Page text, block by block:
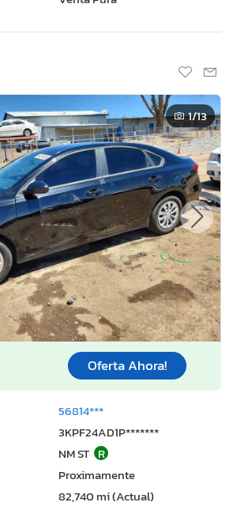
1/13
Oferta Ahora!
56814***
3KPF24AD1P*******
NM ST R
Proximamente
82,740 mi (Actual)